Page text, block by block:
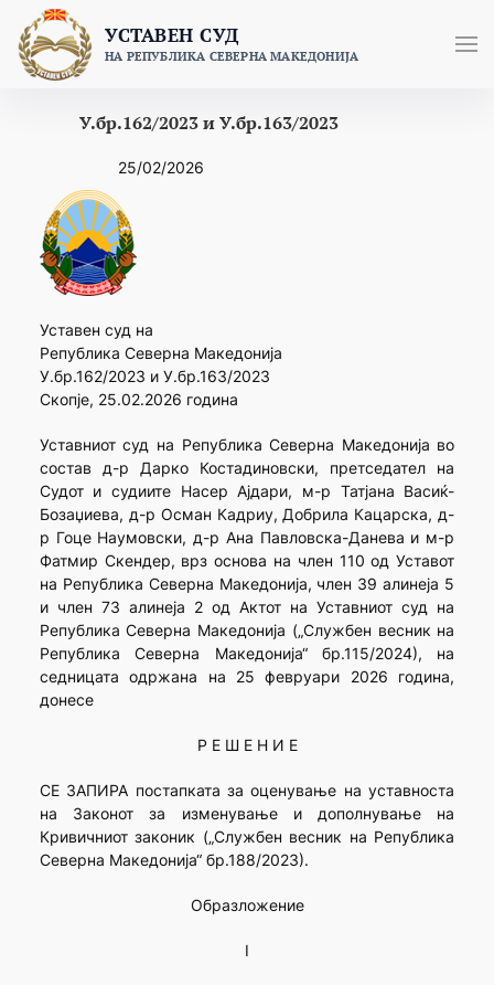
content
УСТАВЕН СУД
НА РЕПУБЛИКА СЕВЕРНА МАКЕДОНИЈА
У.бр.162/2023 и У.бр.163/2023
25/02/2026
Уставен суд на
Република Северна Македонија
У.бр.162/2023 и У.бр.163/2023
Скопје, 25.02.2026 година
Уставниот суд на Република Северна Македонија во
состав д-р Дарко Костадиновски, претседател на
Судот и судиите Насер Ајдари, м-р Татјана Васиќ-
Бозаџиева, д-р Осман Кадриу, Добрила Кацарска, д-
р Гоце Наумовски, д-р Ана Павловска-Данева и м-р
Фатмир Скендер, врз основа на член 110 од Уставот
на Република Северна Македонија, член 39 алинеја 5
и член 73 алинеја 2 од Актот на Уставниот суд на
Република Северна Македонија („Службен весник на
Република Северна Македонија“ бр.115/2024), на
седницата одржана на 25 февруари 2026 година,
донесе
Р Е Ш Е Н И Е
СЕ ЗАПИРА постапката за оценување на уставноста
на Законот за изменување и дополнување на
Кривичниот законик („Службен весник на Република
Северна Македонија“ бр.188/2023).
Образложение
I